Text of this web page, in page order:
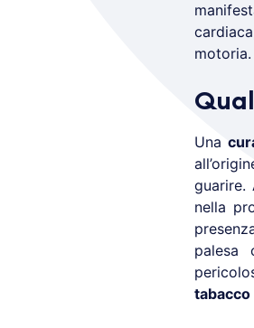
Una
guarire.
nella
palesa
tabacco